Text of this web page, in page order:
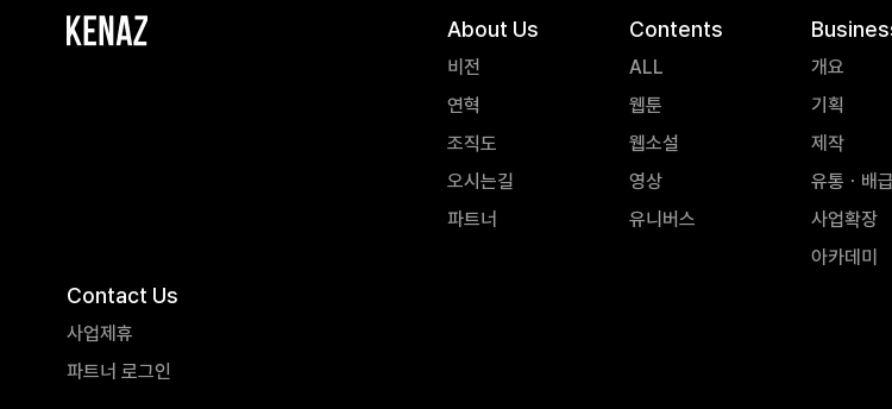
About Us
비전
연혁
조직도
오시는길
파트너
Contents
ALL
웹툰
웹소설
영상
유니버스
개요
기획
제작
유통ㆍ배급
사업확장
아카데미
Contact Us
사업제휴
파트너 로그인